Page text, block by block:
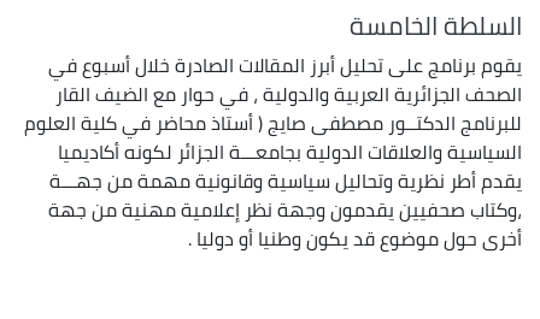
السلطة الخامسة
يقوم برنامج على تحليل أبرز المقالات الصادرة خلال أسبوع في
الصحف الجزائرية العربية والدولية ، في حوار مع الضيف القار
للبرنامج الدكتــور مصطفى صايج ( أستاذ محاضر في كلية العلوم
السياسية والعلاقات الدولية بجامعـــة الجزائر لكونه أكاديميا
يقدم أطر نظرية وتحاليل سياسية وقانونية مهمة من جهـــة
،وكتاب صحفيين يقدمون وجهة نظر إعلامية مهنية من جهة
أخرى حول موضوع قد يكون وطنيا أو دوليا .